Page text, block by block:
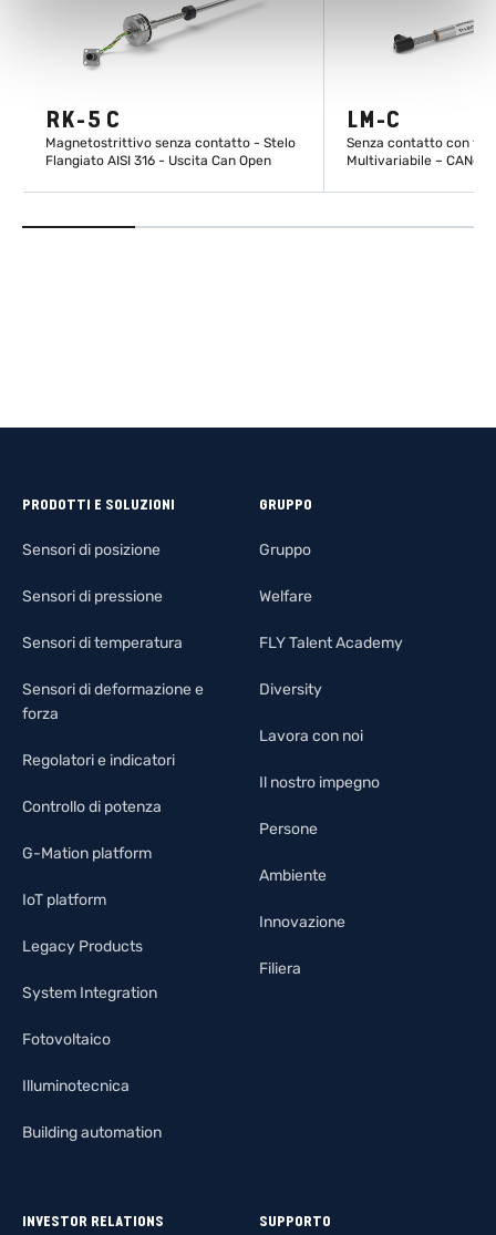
RK-5 C
Magnetostrittivo senza contatto - Stelo
Flangiato AISI 316 - Uscita Can Open
LM-C
Senza contatto con
Multivariabile –
PRODOTTI E SOLUZIONI
Sensori di posizione
Sensori di pressione
Sensori di temperatura
Sensori di deformazione e
forza
Regolatori e indicatori
Controllo di potenza
G-Mation platform
IoT platform
Legacy Products
System Integration
Fotovoltaico
Illuminotecnica
Building automation
GRUPPO
Gruppo
Welfare
FLY Talent Academy
Diversity
Lavora con noi
Il nostro impegno
Persone
Ambiente
Innovazione
Filiera
INVESTOR RELATIONS SUPPORTO